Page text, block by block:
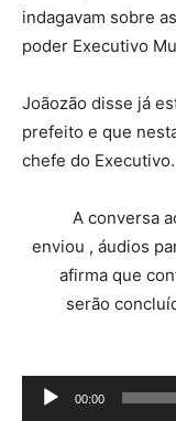
indagavam sobre
poder Executivo
Joãozão disse já
prefeito e que
chefe do Executivo.
A conversa
enviou , áudios
afirma que
serão
Tocador00:00